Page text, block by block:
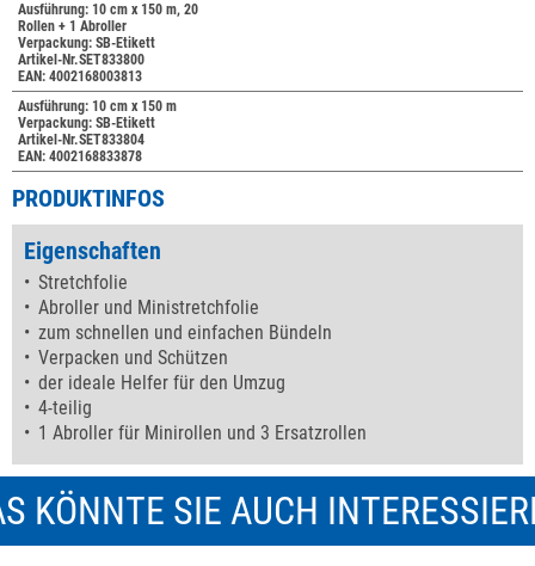
Ausführung: 10 cm x 150 m, 20
Rollen + 1 Abroller
Verpackung: SB-Etikett
Artikel-Nr.SET833800
EAN: 4002168003813
Ausführung: 10 cm x 150 m
Verpackung: SB-Etikett
Artikel-Nr.SET833804
EAN: 4002168833878
PRODUKTINFOS
Eigenschaften
Stretchfolie
Abroller und Ministretchfolie
zum schnellen und einfachen Bündeln
Verpacken und Schützen
der ideale Helfer für den Umzug
4-teilig
1 Abroller für Minirollen und 3 Ersatzrollen
KÖNNTE SIE AUCH